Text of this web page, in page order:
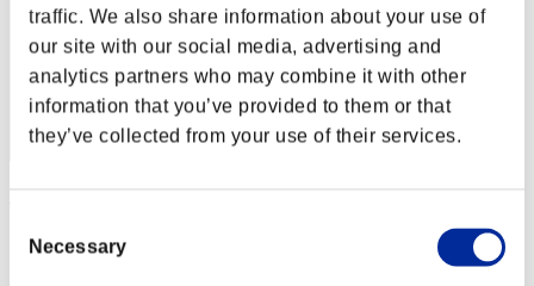
traffic. We also share information about your use of
our site with our social media, advertising and
analytics partners who may combine it with other
information that you’ve provided to them or that
they’ve collected from your use of their services.
Selection
Necessary
SEBA
スコア:Lv:1/01'14"75